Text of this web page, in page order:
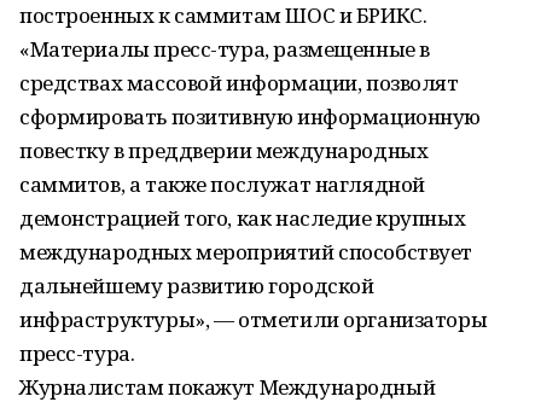
построенных к саммитам ШОС и БРИКС.
«Материалы пресс-тура, размещенные в
средствах массовой информации, позволят
сформировать позитивную информационную
повестку в преддверии международных
саммитов, а также послужат наглядной
демонстрацией того, как наследие крупных
международных мероприятий способствует
дальнейшему развитию городской
инфраструктуры», — отметили организаторы
пресс-тура.
Журналистам покажут Международный